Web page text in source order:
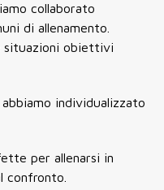
collaborato
di allenamento.
situazioni obiettivi
individualizzato
per allenarsi in
confronto.